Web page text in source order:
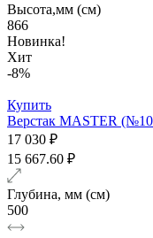
Высота,мм (см)
866
Новинка!
Хит
-8%
Купить
Верстак MASTER
17 030 ₽
15 667.60 ₽
Глубина, мм (см)
500